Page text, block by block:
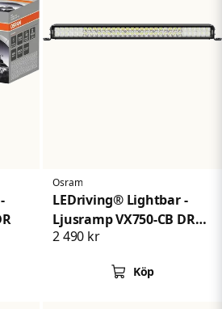
Osram
LEDriving® Lightbar -
Ljusramp VX750-CB DR
SM
2 490 kr
Köp